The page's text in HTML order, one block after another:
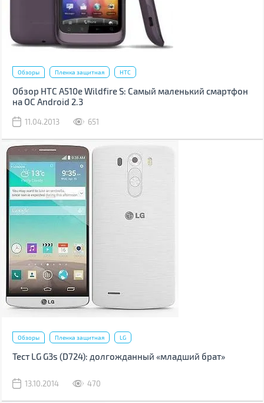
Обзоры Пленка защитная HTC
Обзор HTC A510e Wildfire S: Самый маленький смартфон
на ОС Android 2.3
11.04.2013 651
Обзоры Пленка защитная LG
Тест LG G3s (D724): долгожданный «младший брат»
13.10.2014 470